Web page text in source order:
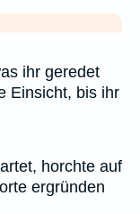
ihr geredet
Einsicht, bis ihr
horchte auf
ergründen